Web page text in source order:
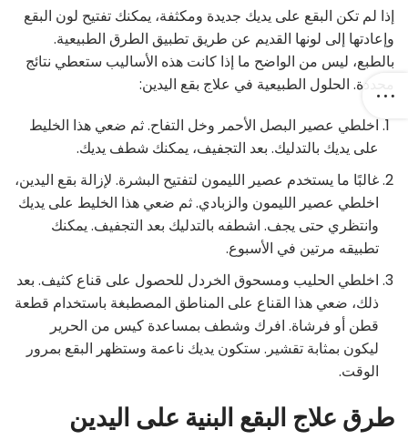
إذا لم تكن البقع على يديك جديدة ومكثفة، يمكنك تفتيح لون البقع
وإعادتها إلى لونها القديم عن طريق تطبيق الطرق الطبيعية.
بالطبع، ليس من الواضح ما إذا كانت هذه الأساليب ستعطي نتائج
محددة. الحلول الطبيعية في علاج بقع اليدين:
اخلطي عصير البصل الأحمر وخل التفاح. ثم ضعي هذا الخليط
على يديك بالتدليك. بعد التجفيف، يمكنك شطف يديك.
غالبًا ما يستخدم عصير الليمون لتفتيح البشرة. لإزالة بقع اليدين،
اخلطي عصير الليمون والزبادي. ثم ضعي هذا الخليط على يديك
وانتظري حتى يجف. اشطفه بالتدليك بعد التجفيف. يمكنك
تطبيقه مرتين في الأسبوع.
اخلطي الحليب ومسحوق الخردل للحصول على قناع كثيف. بعد
ذلك، ضعي هذا القناع على المناطق المصطبغة باستخدام قطعة
قطن أو فرشاة. افرك وشطف بمساعدة كيس من الحرير
ليكون بمثابة تقشير. ستكون يديك ناعمة وستظهر البقع بمرور
الوقت.
طرق علاج البقع البنية على اليدين